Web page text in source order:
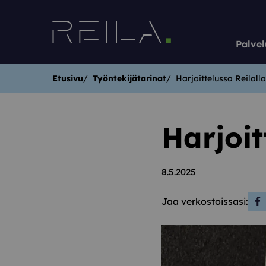
Etusivu Työntekijätarinat Harjoittelussa
8.5.2025
Jaa verkostoissasi: